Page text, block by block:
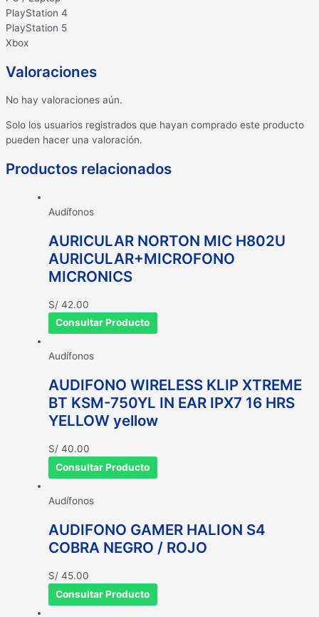
PlayStation 4
PlayStation 5
Xbox
Valoraciones
No hay valoraciones aún.
Solo los usuarios registrados que hayan comprado este producto
pueden hacer una valoración.
Productos relacionados
Audífonos
AURICULAR NORTON MIC H802U
AURICULAR+MICROFONO
MICRONICS
S/ 42.00
Consultar Producto
Audífonos
AUDIFONO WIRELESS KLIP XTREME
BT KSM-750YL IN EAR IPX7 16 HRS
YELLOW yellow
S/ 40.00
Consultar Producto
Audífonos
AUDIFONO GAMER HALION S4
COBRA NEGRO / ROJO
S/ 45.00
Consultar Producto